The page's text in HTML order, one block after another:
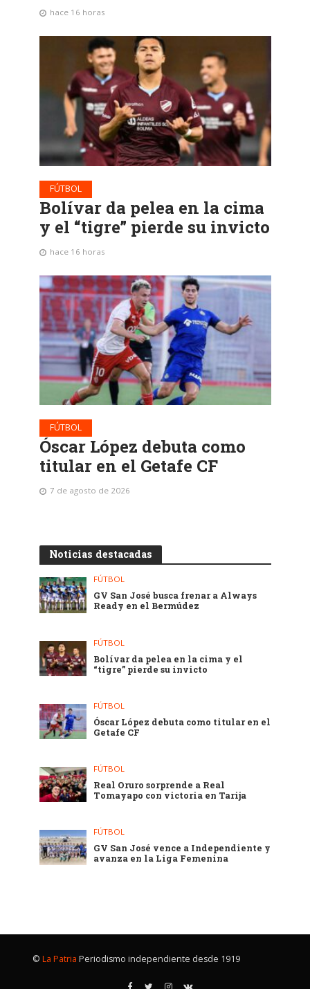
hace 16 horas
FÚTBOL
Bolívar da pelea en la cima
y el “tigre” pierde su invicto
hace 16 horas
FÚTBOL
Óscar López debuta como
titular en el Getafe CF
7 de agosto de 2026
Noticias destacadas
FÚTBOL
GV San José busca frenar a Always
Ready en el Bermúdez
FÚTBOL
Bolívar da pelea en la cima y el
“tigre” pierde su invicto
FÚTBOL
Óscar López debuta como titular en el
Getafe CF
FÚTBOL
Real Oruro sorprende a Real
Tomayapo con victoria en Tarija
FÚTBOL
GV San José vence a Independiente y
avanza en la Liga Femenina
© La Patria Periodismo independiente desde 1919